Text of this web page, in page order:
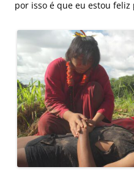
por isso é que eu estou